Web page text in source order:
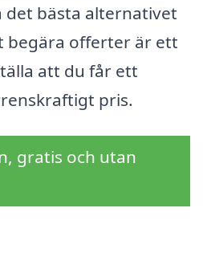
bästa alternativet
begära offerter är ett
att du får ett
pris.
gratis och utan